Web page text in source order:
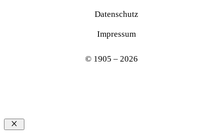
Datenschutz
Impressum
© 1905 – 2026
Schließen